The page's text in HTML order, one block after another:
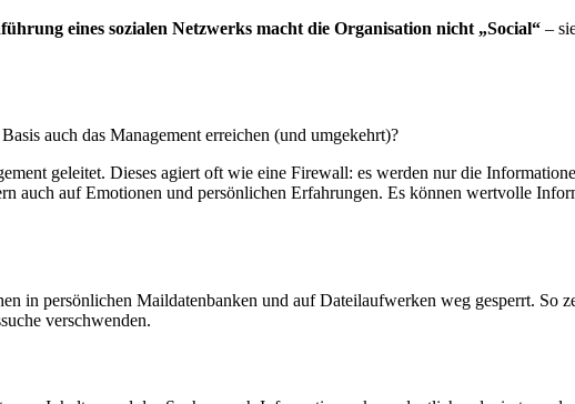
eines sozialen Netzwerks macht die Organisation nicht „Social“ –
auch das Management erreichen (und umgekehrt)?
geleitet. Dieses agiert oft wie eine Firewall: es werden nur die
auch auf Emotionen und persönlichen Erfahrungen. Es können wertvolle
in persönlichen Maildatenbanken und auf Dateilaufwerken weg gesperrt. So
verschwenden.